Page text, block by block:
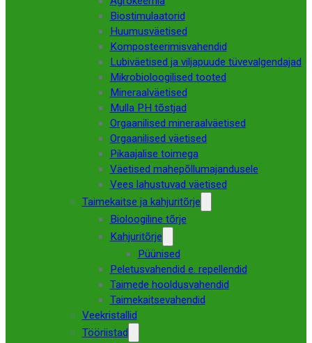
Biostimulaatorid
Huumusväetised
Komposteerimisvahendid
Lubiväetised ja viljapuude tüvevalgendajad
Mikrobioloogilised tooted
Mineraalväetised
Mulla PH tõstjad
Orgaanilised mineraalväetised
Orgaanilised väetised
Pikaajalise toimega
Väetised mahepõllumajandusele
Vees lahustuvad väetised
Taimekaitse ja kahjuritõrje
Bioloogiline tõrje
Kahjuritõrje
Püünised
Peletusvahendid e. repellendid
Taimede hooldusvahendid
Taimekaitsevahendid
Veekristallid
Tööriistad